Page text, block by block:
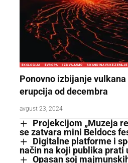
EKOLOGIJA EVROPA IZDVAJAMO SKANDINAVSKE ZEMLJE
Ponovno izbijanje vulkana
erupcija od decembra
avgust 23, 2024
Projekcijom „Muzeja
se zatvara mini Beldocs
Digitalne platforme i
način na koji publika prati
Opasan soj